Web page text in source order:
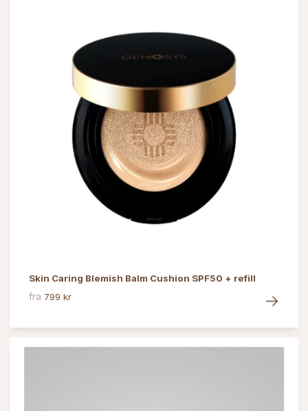
Skin Caring Blemish Balm Cushion SPF50 + refill
fra 799 kr